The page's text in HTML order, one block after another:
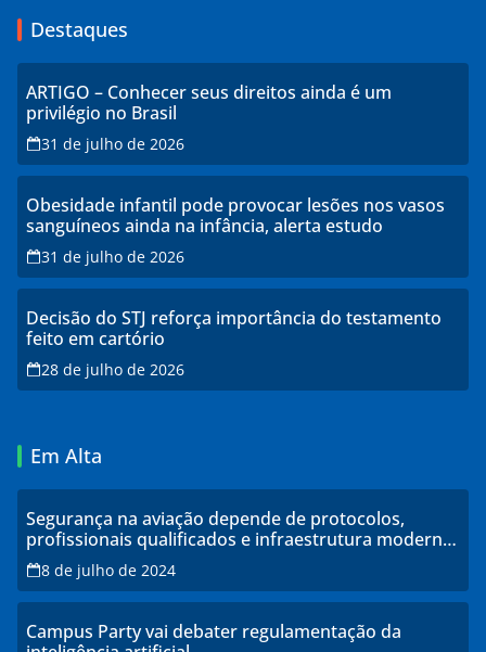
Destaques
ARTIGO – Conhecer seus direitos ainda é um
privilégio no Brasil
31 de julho de 2026
Obesidade infantil pode provocar lesões nos vasos
sanguíneos ainda na infância, alerta estudo
31 de julho de 2026
Decisão do STJ reforça importância do testamento
feito em cartório
28 de julho de 2026
Em Alta
Segurança na aviação depende de protocolos,
profissionais qualificados e infraestrutura moderna,
explicam especialistas
8 de julho de 2024
Campus Party vai debater regulamentação da